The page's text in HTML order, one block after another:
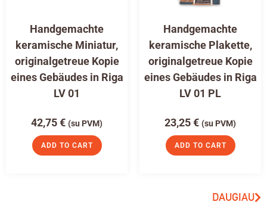
Handgemachte
keramische Miniatur,
originalgetreue Kopie
eines Gebäudes in Riga
LV 01
42,75€ (su PVM)
ADD TO CART
Handgemachte
keramische Plakette,
originalgetreue Kopie
eines Gebäudes in Riga
LV 01 PL
23,25€ (su PVM)
ADD TO CART
DAUGIAU